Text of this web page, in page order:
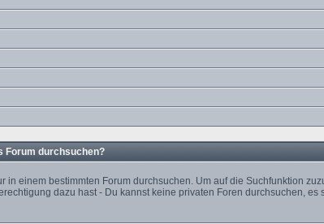
Forum durchsuchen?
einem bestimmten Forum durchsuchen. Um auf die Suchfunktion
dazu hast - Du kannst keine privaten Foren durchsuchen, es